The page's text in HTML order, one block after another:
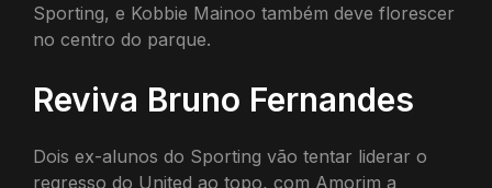
Sporting, e Kobbie Mainoo também deve florescer
no centro do parque.
Reviva Bruno Fernandes
Dois ex-alunos do Sporting vão tentar liderar o
regresso do United ao topo, com Amorim a